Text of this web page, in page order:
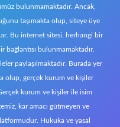
bulunmamaktadır. Ancak,
taşımakta olup, siteye üye
Bu internet sitesi, herhangi bir
bağlantısı bulunmamaktadır.
paylaşılmaktadır. Burada yer
olup, gerçek kurum ve kişiler
kurum ve kişiler ile isim
kar amacı gütmeyen ve
Hukuka ve yasal